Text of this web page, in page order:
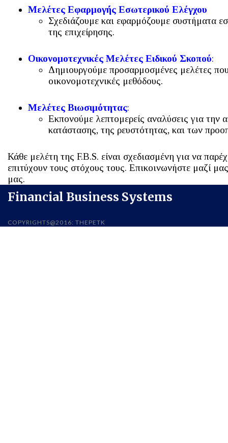
Μελέτες Εφαρμογής Εσωτερικού Ελέγχου
Σχεδιάζουμε και εφαρμόζουμε συστήματα
της επιχείρησης.
Οικονομοτεχνικές Μελέτες Ειδικού Σκοπού:
Δημιουργούμε προσαρμοσμένες μελέτες
οικονομοτεχνικές μεθόδους.
Μελέτες Βιωσιμότητας:
Εκπονούμε λεπτομερείς αναλύσεις για την
κατάστασης, της ρευστότητας, και των
Κάθε μελέτη της F.B.S. είναι σχεδιασμένη για να
επιτύχουν τους στόχους τους. Επικοινωνήστε μαζί
μας.
Financial Business Systems
COPYRIGHTS@2016: THEPETK